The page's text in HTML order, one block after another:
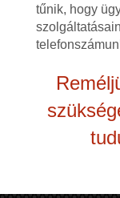
tűnik, hogy